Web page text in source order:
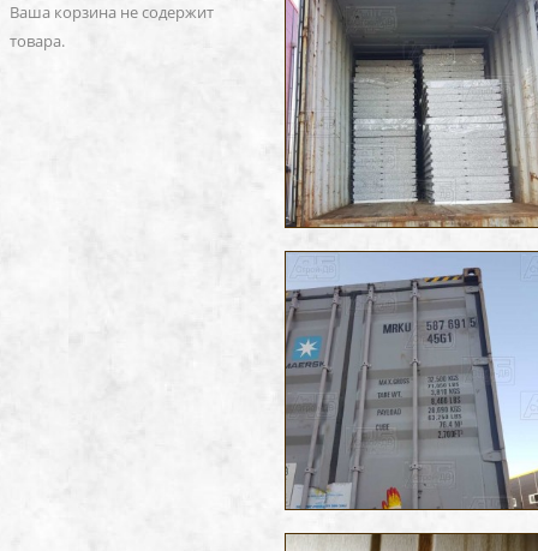
Ваша корзина не содержит
товара.